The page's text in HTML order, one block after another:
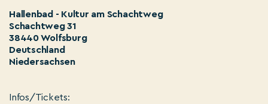
Hallenbad - Kultur am Schachtweg
Schachtweg 31
38440 Wolfsburg
Deutschland
Niedersachsen
Infos/Tickets: